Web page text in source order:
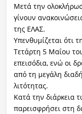
Μετά την
γίνουν
της ΕΛΑΣ.
Υπενθυμίζεται ότι
Τετάρτη 5 Μαΐου
επεισόδια, ενώ οι
από τη μεγάλη
λιτότητας.
Κατά την διάρκεια
παρεισφρήσει στη